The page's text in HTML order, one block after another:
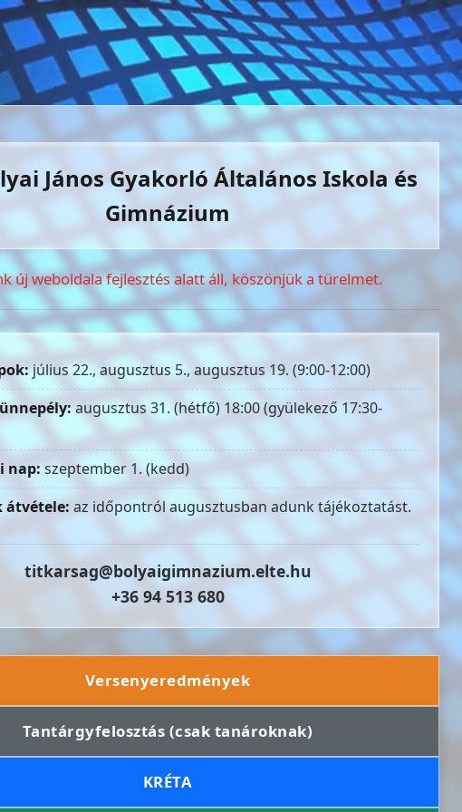
János Gyakorló Általános Iskola és
Gimnázium
új weboldala fejlesztés alatt áll, köszönjük a türelmet.
július 22., augusztus 5., augusztus 19. (9:00-12:00)
augusztus 31. (hétfő) 18:00 (gyülekező 17:30-
nap:szeptember 1. (kedd)
átvétele: az időpontról augusztusban adunk tájékoztatást.
titkarsag@bolyaigimnazium.elte.hu
+36 94 513 680
Versenyeredmények
Tantárgyfelosztás (csak tanároknak)
KRÉTA